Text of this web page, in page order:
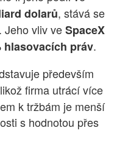
dolarů, stává se
Jeho vliv veSpaceX
hlasovacích práv.
především
firma utrácí více
k tržbám je menší
s hodnotou přes